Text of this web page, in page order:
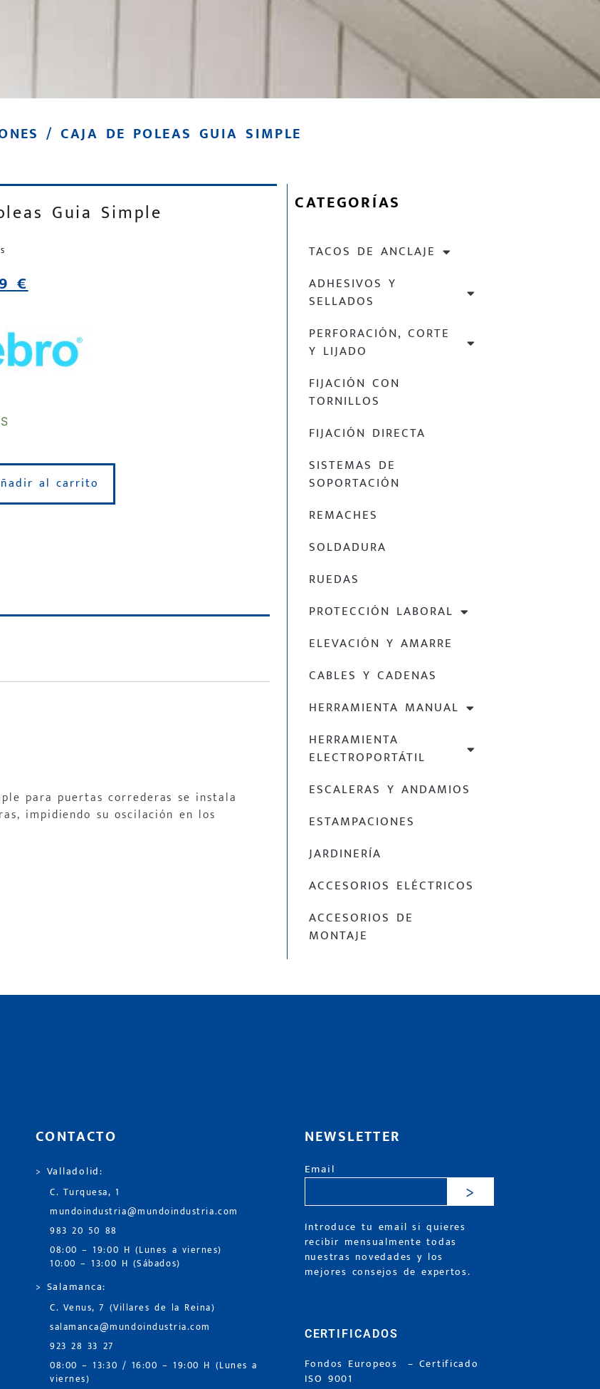
/ CAJA DE POLEAS GUIA SIMPLE
Guia Simple
€
al carrito
para puertas correderas se instala
impidiendo su oscilación en los
CATEGORÍAS
TACOS DE ANCLAJE
ADHESIVOS Y
SELLADOS
PERFORACIÓN, CORTE
Y LIJADO
FIJACIÓN CON
TORNILLOS
FIJACIÓN DIRECTA
SISTEMAS DE
SOPORTACIÓN
REMACHES
SOLDADURA
RUEDAS
PROTECCIÓN LABORAL
ELEVACIÓN Y AMARRE
CABLES Y CADENAS
HERRAMIENTA MANUAL
HERRAMIENTA
ELECTROPORTÁTIL
ESCALERAS Y ANDAMIOS
ESTAMPACIONES
JARDINERÍA
ACCESORIOS ELÉCTRICOS
ACCESORIOS DE
MONTAJE
CONTACTO
> Valladolid:
C. Turquesa, 1
mundoindustria@mundoindustria.com
983 20 50 88
08:00 – 19:00 H (Lunes a viernes)
10:00 – 13:00 H (Sábados)
> Salamanca:
C. Venus, 7 (Villares de la Reina)
salamanca@mundoindustria.com
923 28 33 27
08:00 – 13:30 / 16:00 – 19:00 H (Lunes a
viernes)
NEWSLETTER
Email
>
Introduce tu email si quieres
recibir mensualmente todas
nuestras novedades y los
mejores consejos de expertos.
CERTIFICADOS
Fondos Europeos – Certificado
ISO 9001